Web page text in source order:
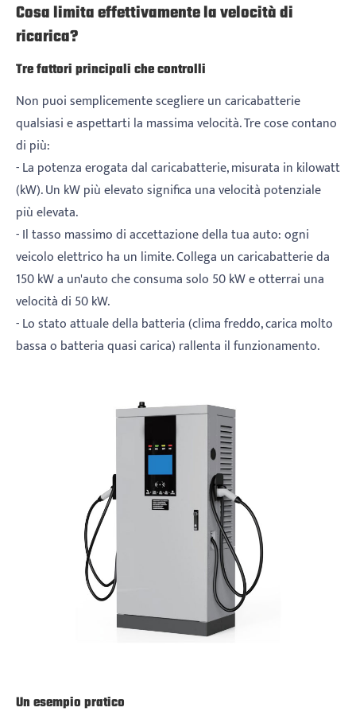
Cosa limita effettivamente la velocità di
ricarica?
Tre fattori principali che controlli
Non puoi semplicemente scegliere un caricabatterie
qualsiasi e aspettarti la massima velocità. Tre cose contano
di più:
- La potenza erogata dal caricabatterie, misurata in kilowatt
(kW). Un kW più elevato significa una velocità potenziale
più elevata.
- Il tasso massimo di accettazione della tua auto: ogni
veicolo elettrico ha un limite. Collega un caricabatterie da
150 kW a un'auto che consuma solo 50 kW e otterrai una
velocità di 50 kW.
- Lo stato attuale della batteria (clima freddo, carica molto
bassa o batteria quasi carica) rallenta il funzionamento.
Un esempio pratico